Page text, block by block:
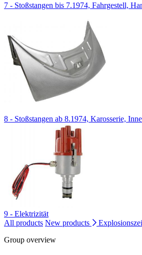
7 - Stoßstangen bis 7.1974, Fahrgestell,
8 - Stoßstangen ab 8.1974, Karosserie,
9 - Elektrizität
All products New products
Group overview